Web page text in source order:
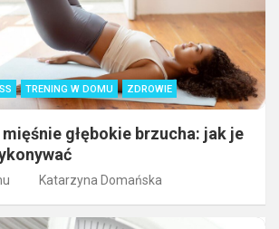
TRENING W DOMU ZDROWIE
głębokie brzucha: jak je
Katarzyna Domańska